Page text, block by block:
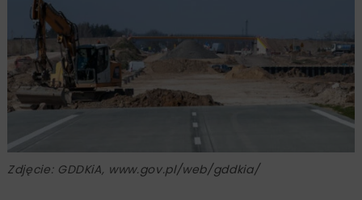
Zdjęcie: GDDKiA, www.gov.pl/web/gddkia/